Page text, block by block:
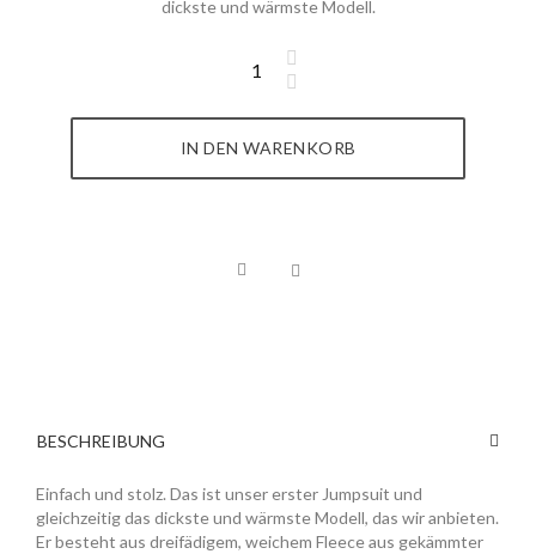
dickste und wärmste Modell.
IN DEN WARENKORB
BESCHREIBUNG
Einfach und stolz. Das ist unser erster Jumpsuit und
gleichzeitig das dickste und wärmste Modell, das wir anbieten.
Er besteht aus dreifädigem, weichem Fleece aus gekämmter